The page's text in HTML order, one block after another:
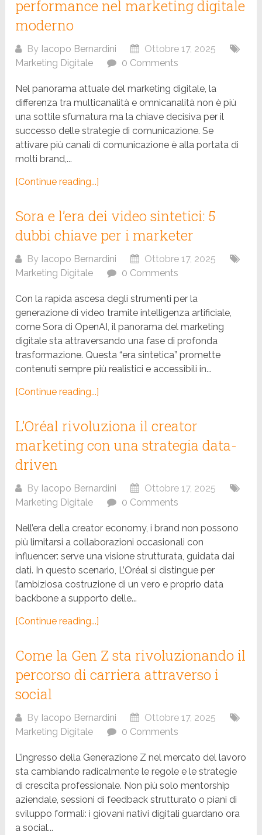
performance nel marketing digitale
moderno
By Iacopo Bernardini
Ottobre 17, 2025
Marketing Digitale
0 Comments
Nel panorama attuale del marketing digitale, la
differenza tra multicanalità e omnicanalità non è più
una sottile sfumatura ma la chiave decisiva per il
successo delle strategie di comunicazione. Se
attivare più canali di comunicazione è alla portata di
molti brand,...
[Continue reading...]
Sora e l’era dei video sintetici: 5
dubbi chiave per i marketer
By Iacopo Bernardini
Ottobre 17, 2025
Marketing Digitale
0 Comments
Con la rapida ascesa degli strumenti per la
generazione di video tramite intelligenza artificiale,
come Sora di OpenAI, il panorama del marketing
digitale sta attraversando una fase di profonda
trasformazione. Questa “era sintetica” promette
contenuti sempre più realistici e accessibili in...
[Continue reading...]
L’Oréal rivoluziona il creator
marketing con una strategia data-
driven
By Iacopo Bernardini
Ottobre 17, 2025
Marketing Digitale
0 Comments
Nell’era della creator economy, i brand non possono
più limitarsi a collaborazioni occasionali con
influencer: serve una visione strutturata, guidata dai
dati. In questo scenario, L’Oréal si distingue per
l’ambiziosa costruzione di un vero e proprio data
backbone a supporto delle...
[Continue reading...]
Come la Gen Z sta rivoluzionando il
percorso di carriera attraverso i
social
By Iacopo Bernardini
Ottobre 17, 2025
Marketing Digitale
0 Comments
L’ingresso della Generazione Z nel mercato del lavoro
sta cambiando radicalmente le regole e le strategie
di crescita professionale. Non più solo mentorship
aziendale, sessioni di feedback strutturato o piani di
sviluppo formali: i giovani nativi digitali guardano ora
a social...